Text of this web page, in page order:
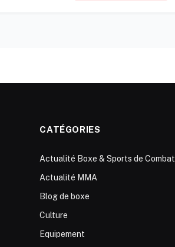
CATÉGORIES
Actualité Boxe & Sports de Combat
Actualité MMA
Blog de boxe
Culture
Equipement